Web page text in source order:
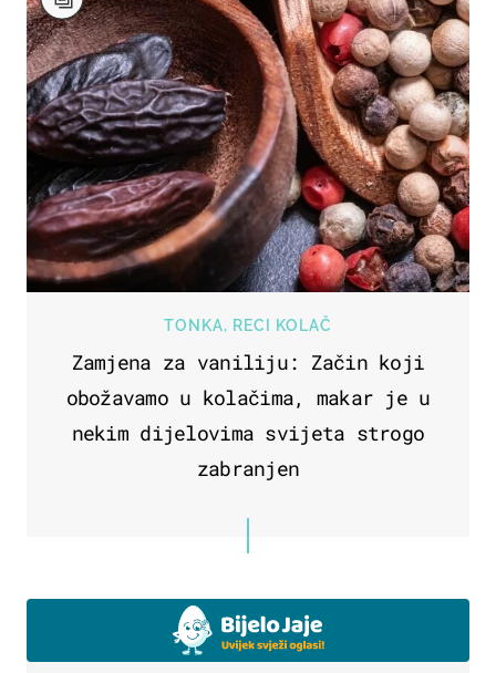
TONKA, RECI KOLAČ
Zamjena za vaniliju: Začin koji
obožavamo u kolačima, makar je u
nekim dijelovima svijeta strogo
zabranjen